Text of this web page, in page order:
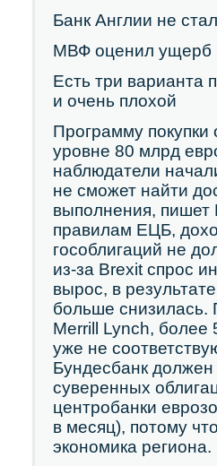
Банк Англии не
МВФ оценил ущерб
Есть три варианта
и очень плохой
Программу
уровне 80 млрд
наблюдатели
не сможет найти
выполнения, пишет
правилам ЕЦБ,
гособлигаций не
из-за Brexit спрос
вырос, в
больше
Merrill Lynch, более
уже не
Бундесбанк
суверенных
центробанки
в месяц), потому
экономика региона.